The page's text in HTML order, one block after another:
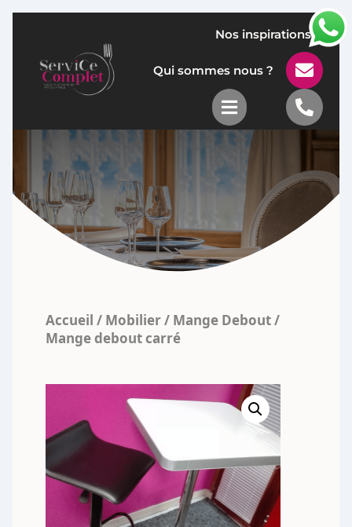
Nos inspirations
Qui sommes nous ? 
 
Accueil / Mobilier/ Mange Debout/
Mange debout carré